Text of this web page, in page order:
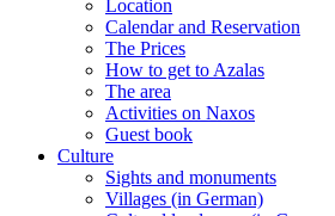
Location
Calendar and Reservation
The Prices
How to get to Azalas
The area
Activities on Naxos
Guest book
Culture
Sights and monuments
Villages (in German)